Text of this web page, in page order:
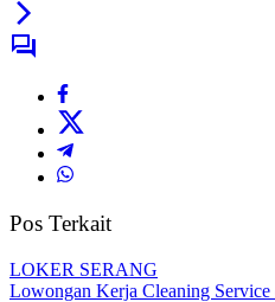
Pos Terkait
LOKER SERANG
Lowongan Kerja Cleaning